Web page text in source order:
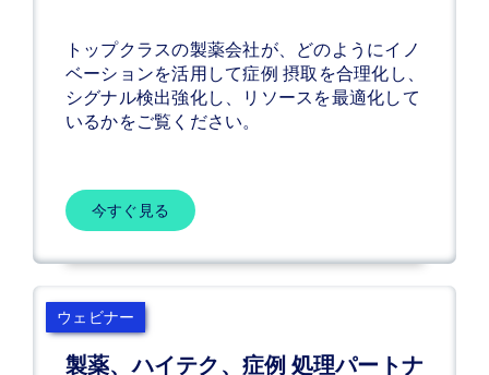
姓
役
トップクラスの製薬会社が、どのようにイノ
ベーションを活用して症例 摂取を合理化し、
シグナル検出強化し、リソースを最適化して
いるかをご覧ください。
今すぐ見る
ウェビナー
製薬、ハイテク、症例 処理パートナ